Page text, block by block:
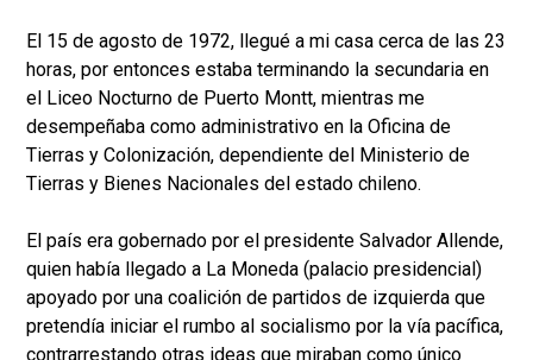
El 15 de agosto de 1972, llegué a mi casa cerca de las 23
horas, por entonces estaba terminando la secundaria en
el Liceo Nocturno de Puerto Montt, mientras me
desempeñaba como administrativo en la Oficina de
Tierras y Colonización, dependiente del Ministerio de
Tierras y Bienes Nacionales del estado chileno.
El país era gobernado por el presidente Salvador Allende,
quien había llegado a La Moneda (palacio presidencial)
apoyado por una coalición de partidos de izquierda que
pretendía iniciar el rumbo al socialismo por la vía pacífica,
contrarrestando otras ideas que miraban como único